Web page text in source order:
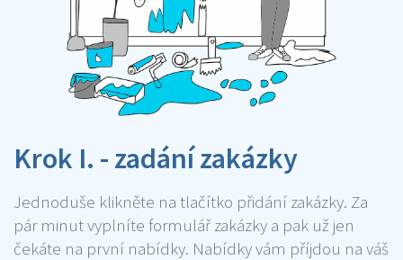
Krok I. - zadání zakázky
Jednoduše klikněte na tlačítko přidání zakázky. Za
pár minut vyplníte formulář zakázky a pak už jen
čekáte na první nabídky. Nabídky vám příjdou na váš